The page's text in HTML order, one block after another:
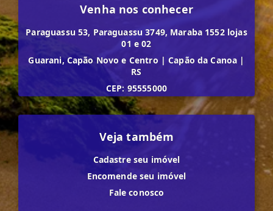
Venha nos conhecer
Paraguassu 53, Paraguassu 3749, Maraba 1552 lojas
01 e 02
Guarani, Capão Novo e Centro | Capão da Canoa |
RS
CEP: 95555000
Veja também
Cadastre seu imóvel
Encomende seu imóvel
Fale conosco